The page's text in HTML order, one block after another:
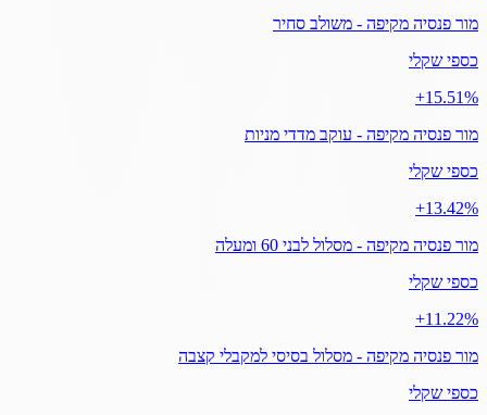
מור פנסיה מקיפה - משולב סחיר
כספי שקלי
‎+15.51%
מור פנסיה מקיפה - עוקב מדדי מניות
כספי שקלי
‎+13.42%
מור פנסיה מקיפה - מסלול לבני 60 ומעלה
כספי שקלי
‎+11.22%
מור פנסיה מקיפה - מסלול בסיסי למקבלי קצבה
כספי שקלי